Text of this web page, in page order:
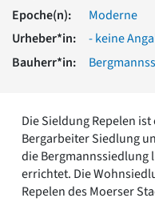
Romanik
Vorromanik
Römische Antike
Über uns
Fachbeirat
Freunde & Förderer
Kontakt
Impressum
Datenschutz
Epoche(n):
Moderne
Urheber*in:
- keine
Bauherr*in:
Die Sieldung Repelen
Bergarbeiter Siedlung
die Bergmannssiedlung
errichtet. Die
Repelen des Moerser